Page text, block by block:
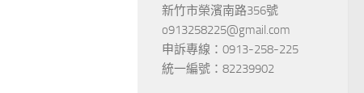
新竹市榮濱南路356號
o913258225@gmail.com
申訴專線：0913-258-225
統一編號：82239902